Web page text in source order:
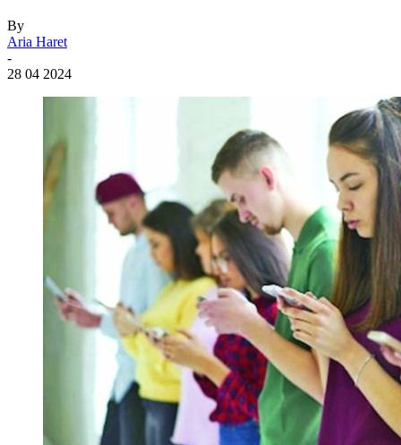
By
Aria Haret
-
28 04 2024